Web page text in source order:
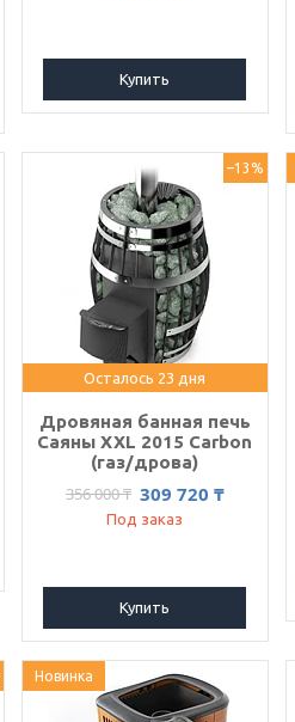
Купить
–13%
Осталось 23 дня
Дровяная банная печь
Саяны XXL 2015 Сarbon
(газ/дрова)
356 000 ₸ 309 720 ₸
Под заказ
Купить
Новинка